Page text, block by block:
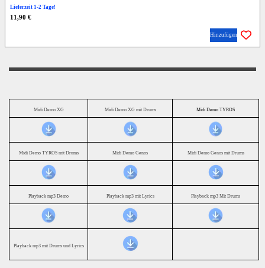
Lieferzeit 1-2 Tage!
11,90 €
Hinzufügen
Midi Demo XG Midi Demo XG mit Drums Midi Demo TYROS
Midi Demo TYROS mit Drums Midi Demo Genos Midi Demo Genos mit Drums
Playback mp3 Demo Playback mp3 mit Lyrics Playback mp3 Mit Drums
Playback mp3 mit Drums und Lyrics